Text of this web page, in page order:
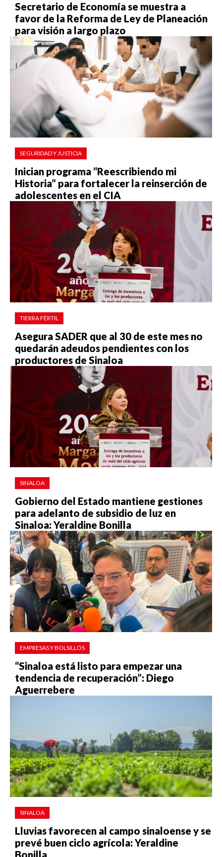
Secretario de Economía se muestra a
favor de la Reforma de Ley de Planeación
para visión a largo plazo
SEGURIDAD Y JUSTICIA
Inician programa “Reescribiendo mi
Historia” para fortalecer la reinserción de
adolescentes en el CIA
TIERRA FÉRTIL
Asegura SADER que al 30 de este mes no
quedarán adeudos pendientes con los
productores de Sinaloa
SINALOA
Gobierno del Estado mantiene gestiones
para adelanto de subsidio de luz en
Sinaloa: Yeraldine Bonilla
EMPRESAS Y BOLSILLOS
“Sinaloa está listo para empezar una
tendencia de recuperación”: Diego
Aguerrebere
SINALOA
Lluvias favorecen al campo sinaloense y se
prevé buen ciclo agrícola: Yeraldine
Bonilla